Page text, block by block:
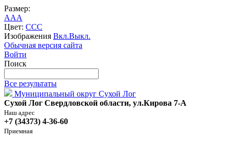
Размер:
AAA
Цвет: CCC
Изображения Вкл.Выкл.
Обычная версия сайта
Войти
Поиск
Все результаты
Муниципальный округ Сухой Лог
Сухой Лог Свердловской области, ул.Кирова 7-А
Наш адрес
+7 (34373) 4-36-60
Приемная